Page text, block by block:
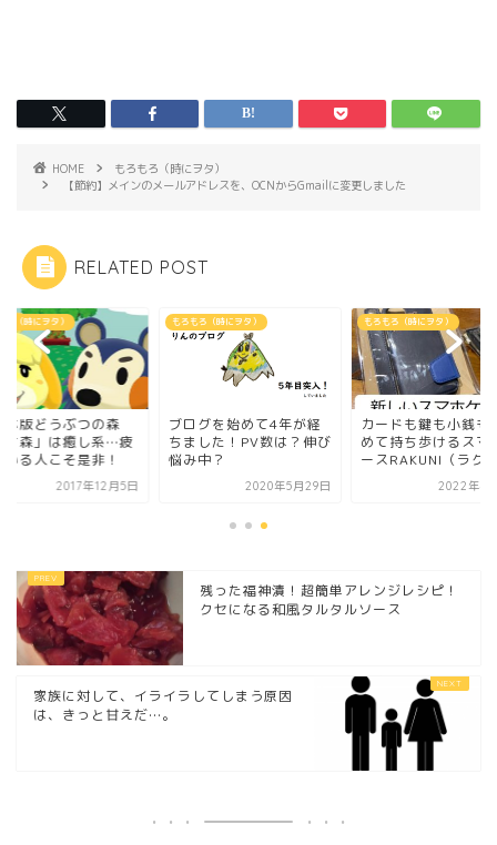
HOME
もろもろ（時にヲタ）
【節約】メインのメールアドレスを、OCNからGmailに変更しました
RELATED POST
ろ（時にヲタ）
ホ版どうぶつの森
ケ森」は癒し系…疲
いる人こそ是非！
2017年12月5日
もろもろ（時にヲタ）
ブログを始めて4年が経
ちました！PV数は？伸び
悩み中？
2020年5月29日
もろもろ（時にヲタ）
カードも鍵も小銭も
めて持ち歩けるスマ
ースRAKUNI（ラク
2022年4
残った福神漬！超簡単アレンジレシピ！
クセになる和風タルタルソース
家族に対して、イライラしてしまう原因
は、きっと甘えだ…。